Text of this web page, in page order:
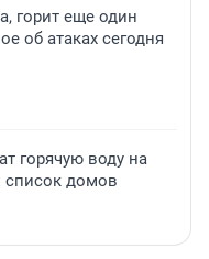
горит еще один
об атаках сегодня
горячую воду на
список домов